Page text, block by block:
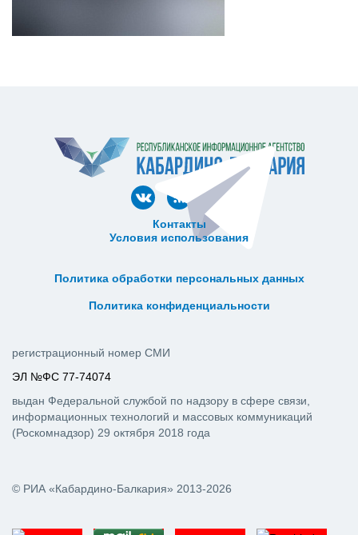
Контакты
Условия использования
Политика обработки персональных данных
Политика конфиденциальности
© РИА «Кабардино-Балкария» 2013-2026
регистрационный номер СМИ
ЭЛ №ФС 77-74074
выдан Федеральной службой по надзору в сфере связи,
информационных технологий и массовых коммуникаций
(Роскомнадзор) 29 октября 2018 года